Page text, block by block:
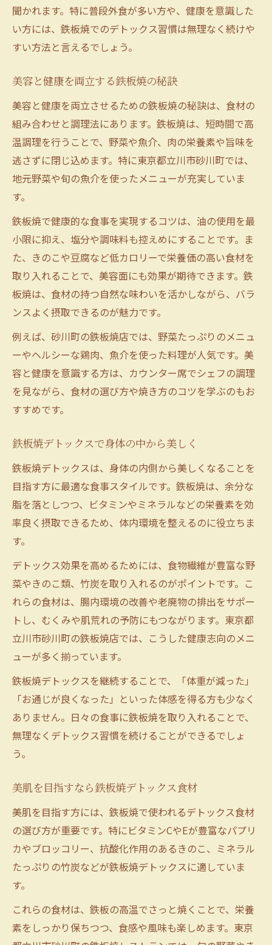
聞かれます。特に普段外食が多い方や、健康を意識した
い方には、鉄板焼でのデトックス習慣は無理なく続けや
すい方法と言えるでしょう。
美容と健康を両立する鉄板焼の秘訣
美容と健康を両立させるための鉄板焼の秘訣は、食材の
組み合わせと調理法にあります。鉄板焼は、短時間で高
温調理を行うことで、野菜や魚介、肉の栄養素や旨味を
逃さずに閉じ込めます。特に東京都立川市砂川町では、
地元野菜や旬の魚介を使ったメニューが充実していま
す。
鉄板焼で健康的な食事を実現するコツは、油の使用を最
小限に抑え、塩分や調味料も控えめにすることです。ま
た、きのこや豆腐など低カロリーで栄養価の高い食材を
取り入れることで、美容面にも効果が期待できます。鉄
板焼は、食材の持つ自然な味わいを活かしながら、バラ
ンスよく摂取できるのが魅力です。
例えば、砂川町の鉄板焼店では、野菜たっぷりのメニュ
ーやヘルシーな鶏肉、魚介を使った料理が人気です。美
容と健康を意識する方は、カウンター席でシェフの調理
を見ながら、食材の選び方や焼き方のコツを学ぶのもお
すすめです。
鉄板焼デトックスで身体の中から美しく
鉄板焼デトックスは、身体の内側から美しくなることを
目指す方に最適な食事スタイルです。鉄板焼は、余分な
脂を落としつつ、ビタミンやミネラルなどの栄養素を効
率良く摂取できるため、体内環境を整えるのに役立ちま
す。
デトックス効果を高めるためには、食物繊維が豊富な野
菜やきのこ類、竹炭を取り入れるのがポイントです。こ
れらの食材は、腸内環境の改善や老廃物の排出をサポー
トし、むくみや肌荒れの予防にもつながります。東京都
立川市砂川町の鉄板焼店では、こうした健康志向のメニ
ューが多く揃っています。
鉄板焼デトックスを継続することで、「体重が減った」
「お通じが良くなった」といった体感を得る方も少なく
ありません。日々の食事に鉄板焼を取り入れることで、
無理なくデトックス習慣を続けることができるでしょ
う。
美肌を目指すなら鉄板焼デトックス食材
美肌を目指す方には、鉄板焼で使われるデトックス食材
の選び方が重要です。特にビタミンCやEが豊富なパプリ
カやブロッコリー、抗酸化作用のあるきのこ、ミネラル
たっぷりの竹炭などが鉄板焼デトックスに適していま
す。
これらの食材は、鉄板の高温でさっと焼くことで、栄養
素をしっかり保ちつつ、食感や風味も楽しめます。東京